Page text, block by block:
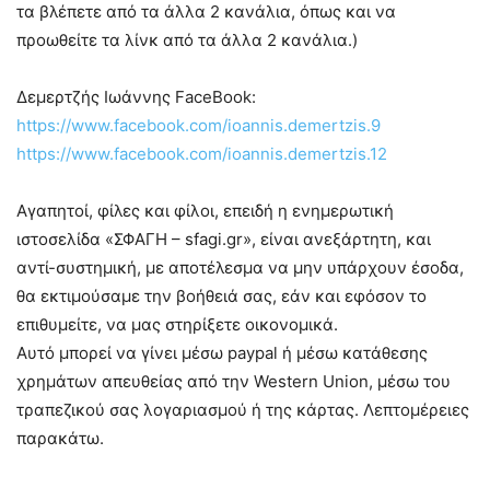
τα βλέπετε από τα άλλα 2 κανάλια, όπως και να
προωθείτε τα λίνκ από τα άλλα 2 κανάλια.)
Δεμερτζής Ιωάννης FaceBook:
https://www.facebook.com/ioannis.demertzis.9
https://www.facebook.com/ioannis.demertzis.12
Αγαπητοί, φίλες και φίλοι, επειδή η ενημερωτική
ιστοσελίδα «ΣΦΑΓΗ – sfagi.gr», είναι ανεξάρτητη, και
αντί-συστημική, με αποτέλεσμα να μην υπάρχουν έσοδα,
θα εκτιμούσαμε την βοήθειά σας, εάν και εφόσον το
επιθυμείτε, να μας στηρίξετε οικονομικά.
Αυτό μπορεί να γίνει μέσω paypal ή μέσω κατάθεσης
χρημάτων απευθείας από την Western Union, μέσω του
τραπεζικού σας λογαριασμού ή της κάρτας. Λεπτομέρειες
παρακάτω.